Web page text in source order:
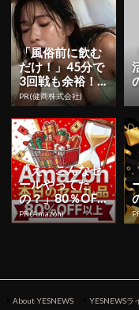
「風俗前に飲む
だけ！」45分で
3回戦も余裕！9
80円で朝まで絶
好調
PR(健商株式会社)
「え、こんなセ
ールやってた
の？」80％OFF
以上が続々登
場！Amazonの本
PR(Amazon)
About YESNEWS YESNEWSラ